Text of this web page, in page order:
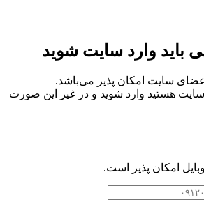
باید وارد سایت شوید
سایت امکان پذیر می‌باشد.
هستید وارد شوید و در غیر این صورت
امکان پذیر است.